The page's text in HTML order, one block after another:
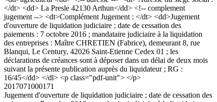
</dt> <dd> La Presle 42130 Arthun</dd> <!-- complement
jugement --> <dt>Complément Jugement : </dt> <dd>Jugement
d'ouverture de liquidation judiciaire ; date de cessation des
paiements : 7 octobre 2016 ; mandataire judiciaire à la liquidation
des entreprises : Maître CHRETIEN (Fabrice), demeurant 8, rue
Blanqui, Le Century, 42026 Saint-Etienne Cedex 01 ; les
déclarations de créances sont à déposer dans un délai de deux mois
suivant la présente publication auprès du liquidateur ; RG :
16/45</dd> </dl> <p class="pdf-unit"> </p>
2017071000171
Jugement d'ouverture de liquidation judiciaire ; date de cessation des